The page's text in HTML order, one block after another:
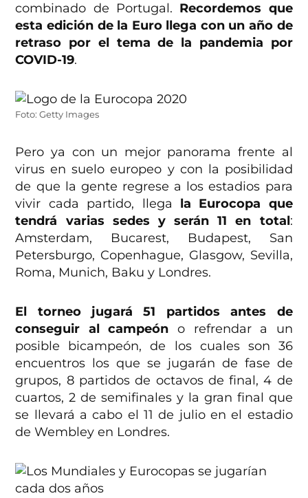
combinado de Portugal. Recordemos que
esta edición de la Euro llega con un año de
retraso por el tema de la pandemia por
COVID-19.
Foto: Getty Images
Pero ya con un mejor panorama frente al
virus en suelo europeo y con la posibilidad
de que la gente regrese a los estadios para
vivir cada partido, llega la Eurocopa que
tendrá varias sedes y serán 11 en total:
Amsterdam, Bucarest, Budapest, San
Petersburgo, Copenhague, Glasgow, Sevilla,
Roma, Munich, Baku y Londres.
El torneo jugará 51 partidos antes de
conseguir al campeón o refrendar a un
posible bicampeón, de los cuales son 36
encuentros los que se jugarán de fase de
grupos, 8 partidos de octavos de final, 4 de
cuartos, 2 de semifinales y la gran final que
se llevará a cabo el 11 de julio en el estadio
de Wembley en Londres.